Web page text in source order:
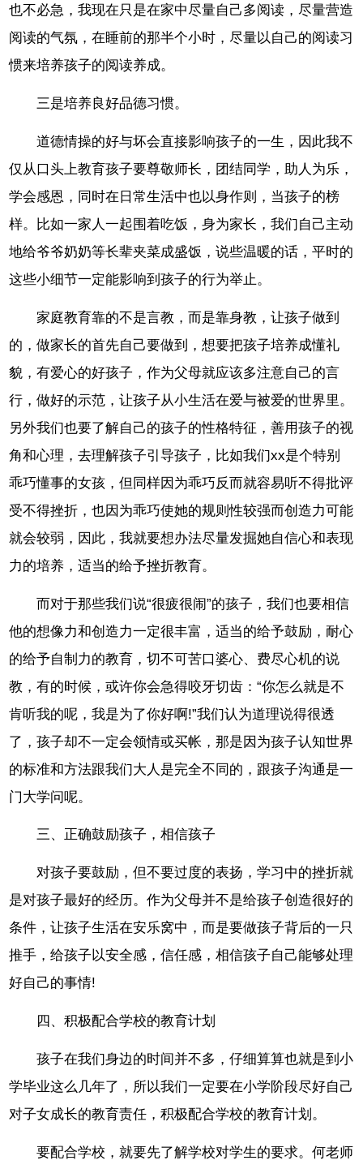
也不必急，我现在只是在家中尽量自己多阅读，尽量营造
阅读的气氛，在睡前的那半个小时，尽量以自己的阅读习
惯来培养孩子的阅读养成。
三是培养良好品德习惯。
道德情操的好与坏会直接影响孩子的一生，因此我不
仅从口头上教育孩子要尊敬师长，团结同学，助人为乐，
学会感恩，同时在日常生活中也以身作则，当孩子的榜
样。比如一家人一起围着吃饭，身为家长，我们自己主动
地给爷爷奶奶等长辈夹菜成盛饭，说些温暖的话，平时的
这些小细节一定能影响到孩子的行为举止。
家庭教育靠的不是言教，而是靠身教，让孩子做到
的，做家长的首先自己要做到，想要把孩子培养成懂礼
貌，有爱心的好孩子，作为父母就应该多注意自己的言
行，做好的示范，让孩子从小生活在爱与被爱的世界里。
另外我们也要了解自己的孩子的性格特征，善用孩子的视
角和心理，去理解孩子引导孩子，比如我们xx是个特别
乖巧懂事的女孩，但同样因为乖巧反而就容易听不得批评
受不得挫折，也因为乖巧使她的规则性较强而创造力可能
就会较弱，因此，我就要想办法尽量发掘她自信心和表现
力的培养，适当的给予挫折教育。
而对于那些我们说“很疲很闹”的孩子，我们也要相信
他的想像力和创造力一定很丰富，适当的给予鼓励，耐心
的给予自制力的教育，切不可苦口婆心、费尽心机的说
教，有的时候，或许你会急得咬牙切齿：“你怎么就是不
肯听我的呢，我是为了你好啊!”我们认为道理说得很透
了，孩子却不一定会领情或买帐，那是因为孩子认知世界
的标准和方法跟我们大人是完全不同的，跟孩子沟通是一
门大学问呢。
三、正确鼓励孩子，相信孩子
对孩子要鼓励，但不要过度的表扬，学习中的挫折就
是对孩子最好的经历。作为父母并不是给孩子创造很好的
条件，让孩子生活在安乐窝中，而是要做孩子背后的一只
推手，给孩子以安全感，信任感，相信孩子自己能够处理
好自己的事情!
四、积极配合学校的教育计划
孩子在我们身边的时间并不多，仔细算算也就是到小
学毕业这么几年了，所以我们一定要在小学阶段尽好自己
对子女成长的教育责任，积极配合学校的教育计划。
要配合学校，就要先了解学校对学生的要求。何老师